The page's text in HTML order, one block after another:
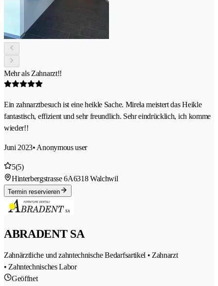
Mehr als Zahnarzt!!
Ein zahnarztbesuch ist eine heikle Sache. Mirela meistert das Heikle
fantastisch, effizient und sehr freundlich. Sehr eindrücklich, ich komme
wieder!!
Juni 2023• Anonymous user
5(5)
Hinterbergstrasse 6A6318 Walchwil
Termin reservieren
ABRADENT SA
Zahnärztliche und zahntechnische Bedarfsartikel • Zahnarzt
• Zahntechnisches Labor
Geöffnet